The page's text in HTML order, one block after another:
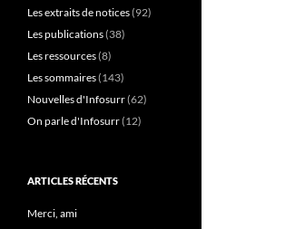
Les extraits de notices(92)
Les publications(38)
Les ressources(8)
Les sommaires(143)
Nouvelles d'Infosurr(62)
On parle d'Infosurr(12)
ARTICLES RÉCENTS
Merci, ami